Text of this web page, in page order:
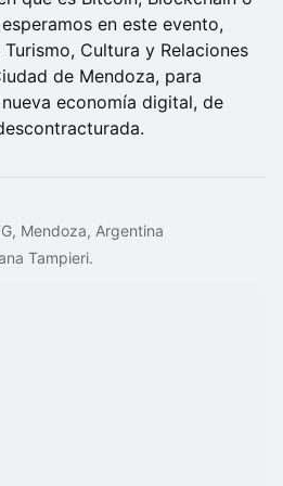
en este evento,
Cultura y Relaciones
de Mendoza, para
economía digital, de
Mendoza, Argentina
Tampieri.